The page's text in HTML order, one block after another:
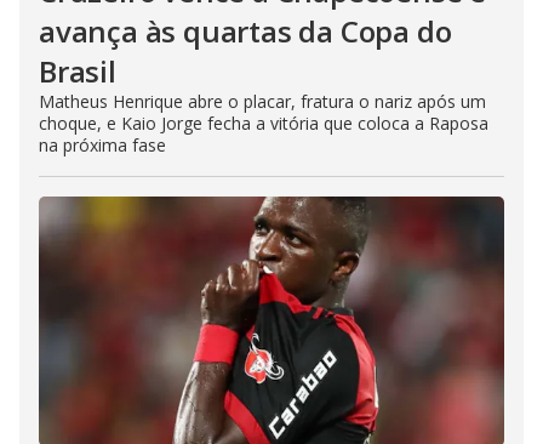
avança às quartas da Copa do
Brasil
Matheus Henrique abre o placar, fratura o nariz após um
choque, e Kaio Jorge fecha a vitória que coloca a Raposa
na próxima fase